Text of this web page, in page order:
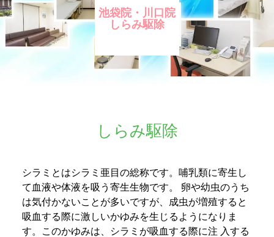
池袋院・川口院
しらみ駆除
しらみ駆除
シラミとはシラミ亜目の総称です。哺乳類に寄生し
て血液や体液を吸う寄生生物です。
卵や幼虫のうち
は気付かないことが多いですが、成虫が増殖すると
吸血する際に激しいかゆみを生じるようになりま
す。このかゆみは、シラミが吸血する際に注 入する